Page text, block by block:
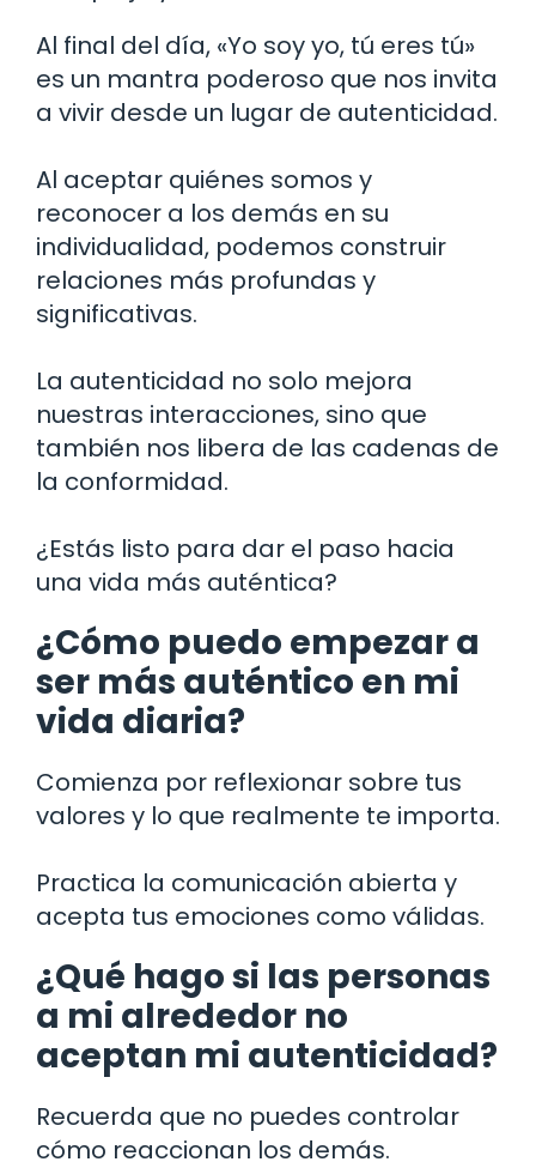
Al final del día, «Yo soy yo, tú eres tú»
es un mantra poderoso que nos invita
a vivir desde un lugar de autenticidad.
Al aceptar quiénes somos y
reconocer a los demás en su
individualidad, podemos construir
relaciones más profundas y
significativas.
La autenticidad no solo mejora
nuestras interacciones, sino que
también nos libera de las cadenas de
la conformidad.
¿Estás listo para dar el paso hacia
una vida más auténtica?
¿Cómo puedo empezar a
ser más auténtico en mi
vida diaria?
Comienza por reflexionar sobre tus
valores y lo que realmente te importa.
Practica la comunicación abierta y
acepta tus emociones como válidas.
¿Qué hago si las personas
a mi alrededor no
aceptan mi autenticidad?
Recuerda que no puedes controlar
cómo reaccionan los demás.